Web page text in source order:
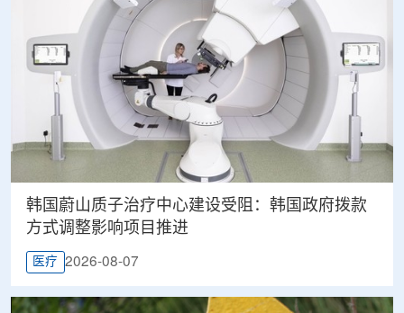
韩国蔚山质子治疗中心建设受阻：韩国政府拨款
方式调整影响项目推进
医疗 2026-08-07